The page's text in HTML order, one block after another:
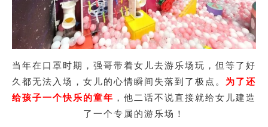
当年在口罩时期，强哥带着女儿去游乐场玩，但等了好
久都无法入场，女儿的心情瞬间失落到了极点。 为了还
给孩子一个快乐的童年 ，他二话不说直接就给女儿建造
了一个专属的游乐场！